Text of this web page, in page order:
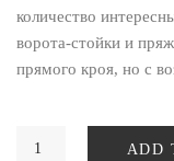
количество
ворота-стойки и
прямого кроя, но с
ADD